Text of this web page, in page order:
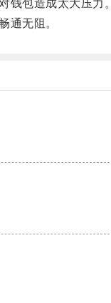
包造成太大压力。
通无阻。